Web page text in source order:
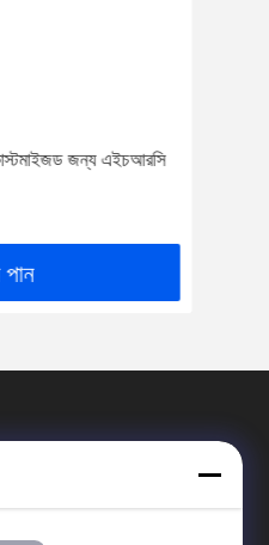
জন্য এইচআরসি
পান